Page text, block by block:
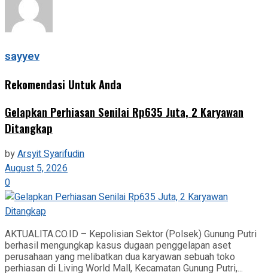
sayyev
Rekomendasi Untuk Anda
Gelapkan Perhiasan Senilai Rp635 Juta, 2 Karyawan
Ditangkap
byArsyit Syarifudin
August 5, 2026
0
AKTUALITA.CO.ID – Kepolisian Sektor (Polsek) Gunung Putri
berhasil mengungkap kasus dugaan penggelapan aset
perusahaan yang melibatkan dua karyawan sebuah toko
perhiasan di Living World Mall, Kecamatan Gunung Putri,...